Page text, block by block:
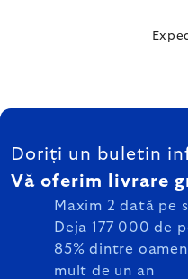
SUBSOL
Doriți un buletin
Vă oferim livrare
Maxim 2 dată pe
Deja 177 000 de
85% dintre
mult de un an